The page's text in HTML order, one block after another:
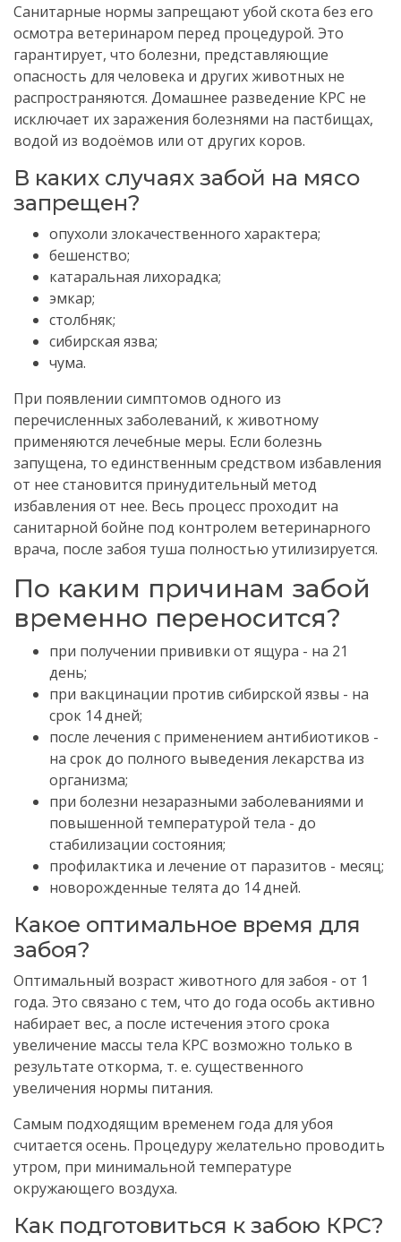
Санитарные нормы запрещают убой скота без его
осмотра ветеринаром перед процедурой. Это
гарантирует, что болезни, представляющие
опасность для человека и других животных не
распространяются. Домашнее разведение КРС не
исключает их заражения болезнями на пастбищах,
водой из водоёмов или от других коров.
В каких случаях забой на мясо
запрещен?
опухоли злокачественного характера;
бешенство;
катаральная лихорадка;
эмкар;
столбняк;
сибирская язва;
чума.
При появлении симптомов одного из
перечисленных заболеваний, к животному
применяются лечебные меры. Если болезнь
запущена, то единственным средством избавления
от нее становится принудительный метод
избавления от нее. Весь процесс проходит на
санитарной бойне под контролем ветеринарного
врача, после забоя туша полностью утилизируется.
По каким причинам забой
временно переносится?
при получении прививки от ящура - на 21
день;
при вакцинации против сибирской язвы - на
срок 14 дней;
после лечения с применением антибиотиков -
на срок до полного выведения лекарства из
организма;
при болезни незаразными заболеваниями и
повышенной температурой тела - до
стабилизации состояния;
профилактика и лечение от паразитов - месяц;
новорожденные телята до 14 дней.
Какое оптимальное время для
забоя?
Оптимальный возраст животного для забоя - от 1
года. Это связано с тем, что до года особь активно
набирает вес, а после истечения этого срока
увеличение массы тела КРС возможно только в
результате откорма, т. е. существенного
увеличения нормы питания.
Самым подходящим временем года для убоя
считается осень. Процедуру желательно проводить
утром, при минимальной температуре
окружающего воздуха.
Как подготовиться к забою КРС?